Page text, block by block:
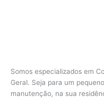
Somos especializados em
Geral. Seja para um
manutenção, na sua